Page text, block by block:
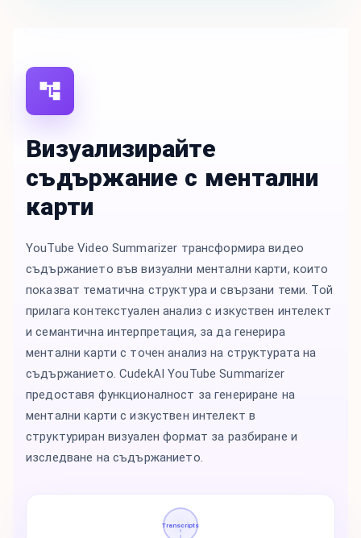
Transcripts
Визуализирайте
съдържание с ментални
карти
YouTube Video Summarizer трансформира видео
съдържанието във визуални ментални карти, които
показват тематична структура и свързани теми. Той
прилага контекстуален анализ с изкуствен интелект
и семантична интерпретация, за да генерира
ментални карти с точен анализ на структурата на
съдържанието. CudekAI YouTube Summarizer
предоставя функционалност за генериране на
ментални карти с изкуствен интелект в
структуриран визуален формат за разбиране и
изследване на съдържанието.